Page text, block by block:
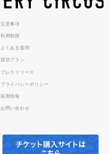
注意事項
利用制限
よくある質問
貸切プラン
プレスリリース
プライバシーポリシー
採用情報
お問い合わせ